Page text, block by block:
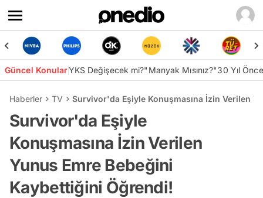
Güncel KonularYKS Değişecek mi?"Manyak Mısınız?"30 Yıl
Haberler TV Survivor'da Eşiyle Konuşmasına İzin Verilen
Survivor'da Eşiyle
Konuşmasına İzin Verilen
Yunus Emre Bebeğini
Kaybettiğini Öğrendi!